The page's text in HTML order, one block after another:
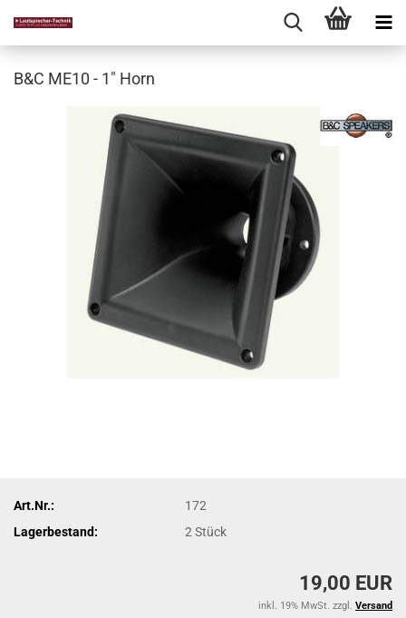
B&C ME10 - 1" Horn
Art.Nr.:
172
Lagerbestand:
2Stück
19,00 EUR
inkl. 19% MwSt. zzgl. Versand